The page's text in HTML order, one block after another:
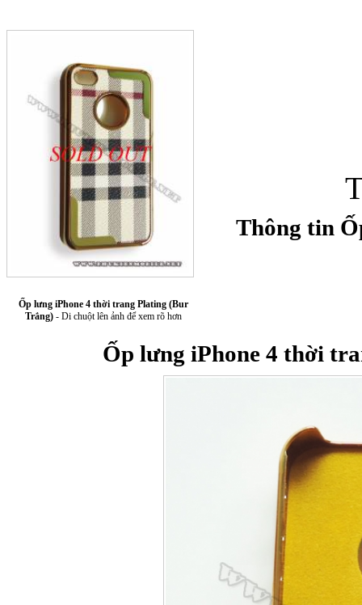
Bao da samsung
Ốp lưng iPhone 4 thời trang Plating (Bur
Trắng) - Di chuột lên ảnh để xem rõ hơn
Thông tin
Ốp lưng iPhone 4 thời